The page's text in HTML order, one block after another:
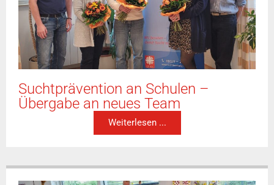
Suchtprävention an Schulen –
Übergabe an neues Team
Weiterlesen ...